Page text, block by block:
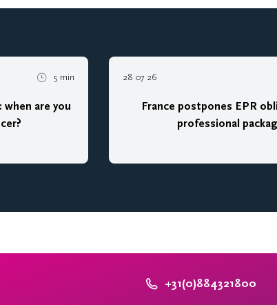
5 min
are you
28 07 26
France postpones EPR
professional
+31(0)884321800